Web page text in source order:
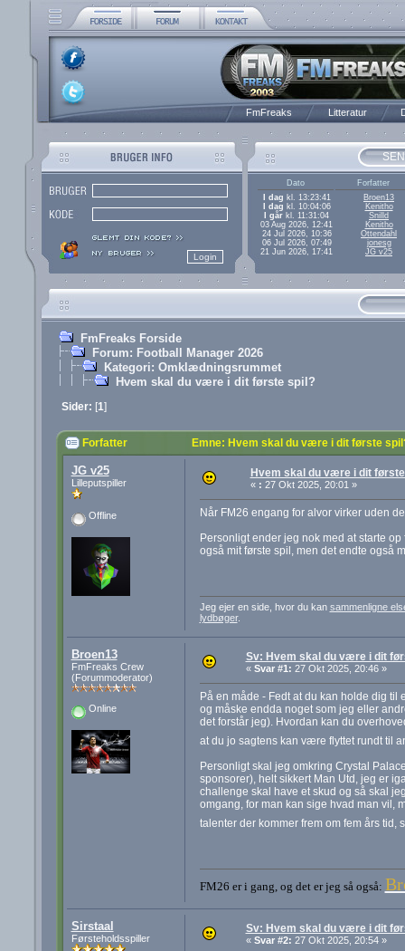
FmFreaks Litteratur
Dato
Forfatter
I dag kl. 13:23:41
Broen13
I dag kl. 10:04:06
Kenitho
I går kl. 11:31:04
Snilld
03 Aug 2026, 12:41
Kenitho
24 Jul 2026, 10:36
Ottendahl
06 Jul 2026, 07:49
jonesg
21 Jun 2026, 17:41
JG v25
FmFreaks Forside
Forum: Football Manager 2026
Kategori: Omklædningsrummet
Hvem skal du være i dit første spil?
Sider: [1]
Forfatter Emne: Hvem skal du være i dit første
JG v25
Lilleputspiller
Offline
Hvem skal du være i dit
« : 27 Okt 2025, 20:01 »
Når FM26 engang for alvor virker uden
Personligt ender jeg nok med at starte
også mit første spil, men det endte også
Jeg ejer en side, hvor du kan sammenligne
lydbøger.
Broen13
FmFreaks Crew
(Forummoderator)
Online
Sv: Hvem skal du være i dit
« Svar #1: 27 Okt 2025, 20:46 »
På en måde - Fedt at du kan holde dig til
og måske endda noget som jeg eller
det forstår jeg). Hvordan kan du
at du jo sagtens kan være flyttet rundt til
Personligt skal jeg omkring Crystal
sponsorer), helt sikkert Man Utd, jeg er
challenge skal have et skud og så skal
omgang, for man kan sige hvad man vil,
talenter der kommer frem om fem års tid,
FM26 er i gang, og det er jeg så også:
Sirstaal
Førsteholdsspiller
Sv: Hvem skal du være i dit
« Svar #2: 27 Okt 2025, 20:54 »